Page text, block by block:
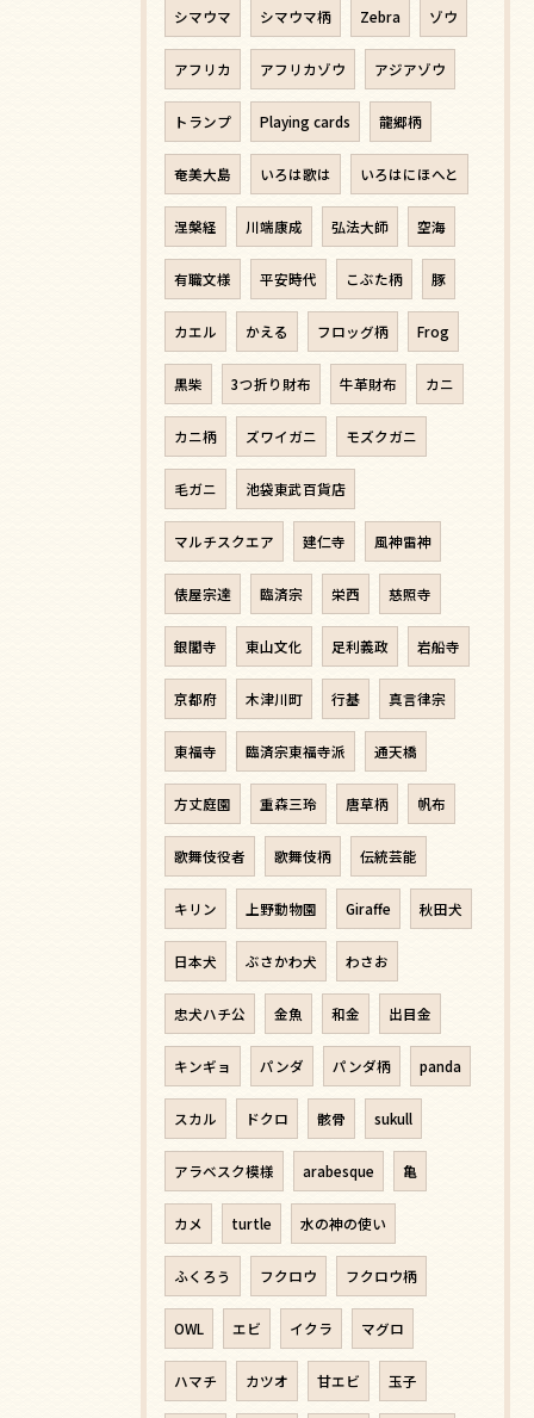
シマウマ シマウマ柄 Zebra ゾウ
アフリカ アフリカゾウ アジアゾウ
トランプ Playing cards 龍郷柄
奄美大島 いろは歌は いろはにほへと
涅槃経 川端康成 弘法大師 空海
有職文様 平安時代 こぶた柄 豚
カエル かえる フロッグ柄 Frog
黒柴 3つ折り財布 牛革財布 カニ
カニ柄 ズワイガニ モズクガニ
毛ガニ 池袋東武百貨店
マルチスクエア 建仁寺 風神雷神
俵屋宗達 臨済宗 栄西 慈照寺
銀閣寺 東山文化 足利義政 岩船寺
京都府 木津川町 行基 真言律宗
東福寺 臨済宗東福寺派 通天橋
方丈庭園 重森三玲 唐草柄 帆布
歌舞伎役者 歌舞伎柄 伝統芸能
キリン 上野動物園 Giraffe 秋田犬
日本犬 ぶさかわ犬 わさお
忠犬ハチ公 金魚 和金 出目金
キンギョ パンダ パンダ柄 panda
スカル ドクロ 骸骨 sukull
アラベスク模様 arabesque 亀
カメ turtle 水の神の使い
ふくろう フクロウ フクロウ柄
OWL エビ イクラ マグロ
ハマチ カツオ 甘エビ 玉子